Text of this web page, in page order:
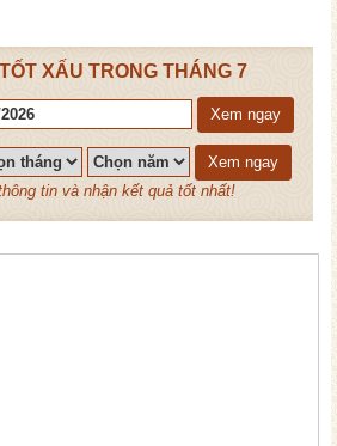
XẤU TRONG THÁNG 7
Xem ngay
Xem ngay
tin và nhận kết quả tốt nhất!